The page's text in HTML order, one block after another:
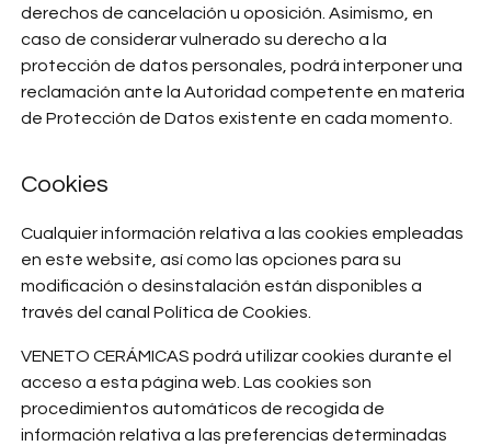
derechos de cancelación u oposición. Asimismo, en
caso de considerar vulnerado su derecho a la
protección de datos personales, podrá interponer una
reclamación ante la Autoridad competente en materia
de Protección de Datos existente en cada momento.
Cookies
Cualquier información relativa a las cookies empleadas
en este website, así como las opciones para su
modificación o desinstalación están disponibles a
través del canal Política de Cookies.
VENETO CERÁMICAS podrá utilizar cookies durante el
acceso a esta página web. Las cookies son
procedimientos automáticos de recogida de
información relativa a las preferencias determinadas